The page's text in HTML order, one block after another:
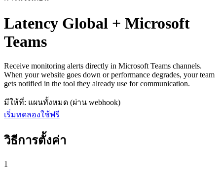
Latency Global + Microsoft
Teams
Receive monitoring alerts directly in Microsoft Teams channels.
When your website goes down or performance degrades, your team
gets notified in the tool they already use for communication.
มีให้ที่: แผนทั้งหมด (ผ่าน webhook)
เริ่มทดลองใช้ฟรี
วิธีการตั้งค่า
1